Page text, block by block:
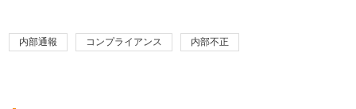
内部通報 コンプライアンス 内部不正